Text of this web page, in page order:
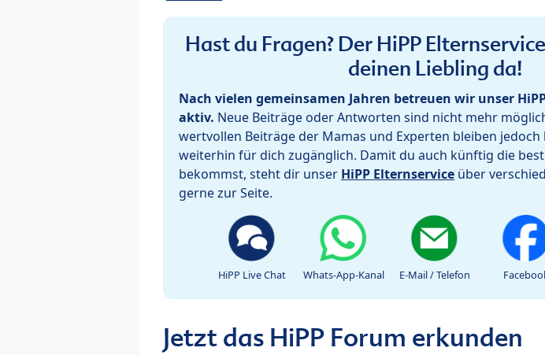
Hast du Fragen? Der HiPP
deinen Liebling da!
Nach vielen gemeinsamen Jahren betreuen wir unser
aktiv. Neue Beiträge oder Antworten sind nicht mehr
wertvollen Beiträge der Mamas und Experten bleiben
weiterhin für dich zugänglich. Damit du auch künftig die
bekommst, steht dir unser HiPP Elternservice über
gerne zur Seite.
HiPP Live Chat Whats-App-Kanal E-Mail / Telefon
Jetzt das HiPP Forum erkunden